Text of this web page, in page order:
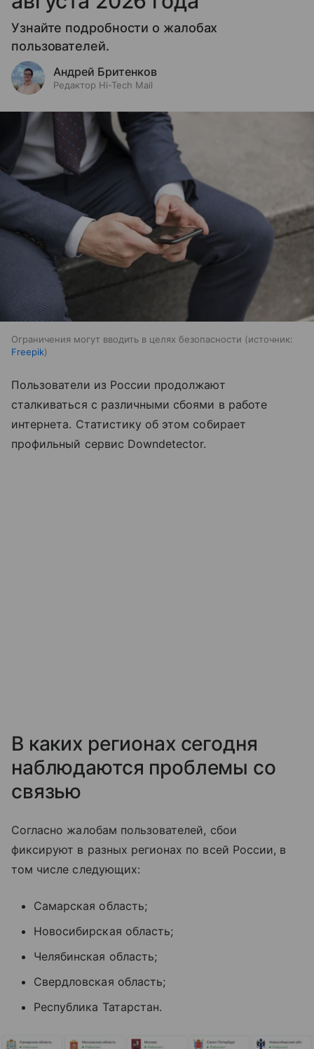
Узнайте подробности о жалобах
пользователей.
Андрей Бритенков
Редактор Hi-Tech Mail
Ограничения могут вводить в целях безопасности
источник:
Freepik
Пользователи из России продолжают
сталкиваться с различными сбоями в работе
интернета. Статистику об этом собирает
профильный сервис Downdetector.
В каких регионах сегодня
наблюдаются проблемы со
связью
Согласно жалобам пользователей, сбои
фиксируют в разных регионах по всей России, в
том числе следующих:
Самарская область;
Новосибирская область;
Челябинская область;
Свердловская область;
Республика Татарстан.